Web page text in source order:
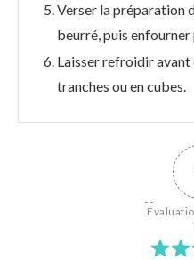
Verser la préparation
beurré, puis
Laisser refroidir
tranches ou en cubes.